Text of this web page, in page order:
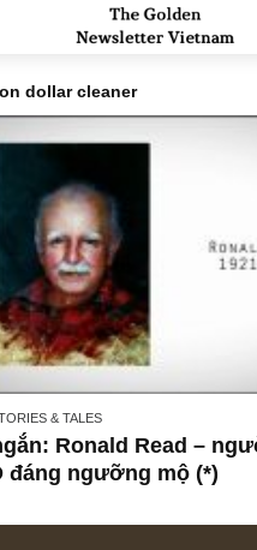
dollar cleaner
& TALES
đáng ngưỡng mộ (*)